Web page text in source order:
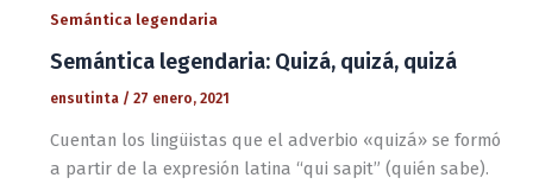
Semántica legendaria
Semántica legendaria: Quizá, quizá, quizá
ensutinta / 27 enero, 2021
Cuentan los lingüistas que el adverbio «quizá» se formó
a partir de la expresión latina “qui sapit” (quién sabe).